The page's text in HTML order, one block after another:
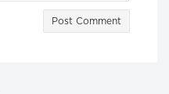
Post Comment